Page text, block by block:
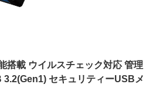
搭載 ウイルスチェック対応 管理
セキュリティーUSBメ